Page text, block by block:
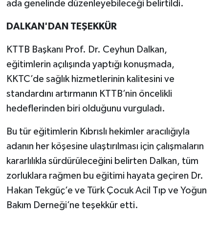
ada genelinde düzenleyebileceği belirtildi.
DALKAN'DAN TEŞEKKÜR
KTTB Başkanı Prof. Dr. Ceyhun Dalkan,
eğitimlerin açılışında yaptığı konuşmada,
KKTC’de sağlık hizmetlerinin kalitesini ve
standardını artırmanın KTTB’nin öncelikli
hedeflerinden biri olduğunu vurguladı.
Bu tür eğitimlerin Kıbrıslı hekimler aracılığıyla
adanın her köşesine ulaştırılması için çalışmaların
kararlılıkla sürdürüleceğini belirten Dalkan, tüm
zorluklara rağmen bu eğitimi hayata geçiren Dr.
Hakan Tekgüç’e ve Türk Çocuk Acil Tıp ve Yoğun
Bakım Derneği’ne teşekkür etti.